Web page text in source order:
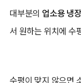
대부분의 업소용 냉
서 원하는 위치에 수
수평이 맞지 않으면